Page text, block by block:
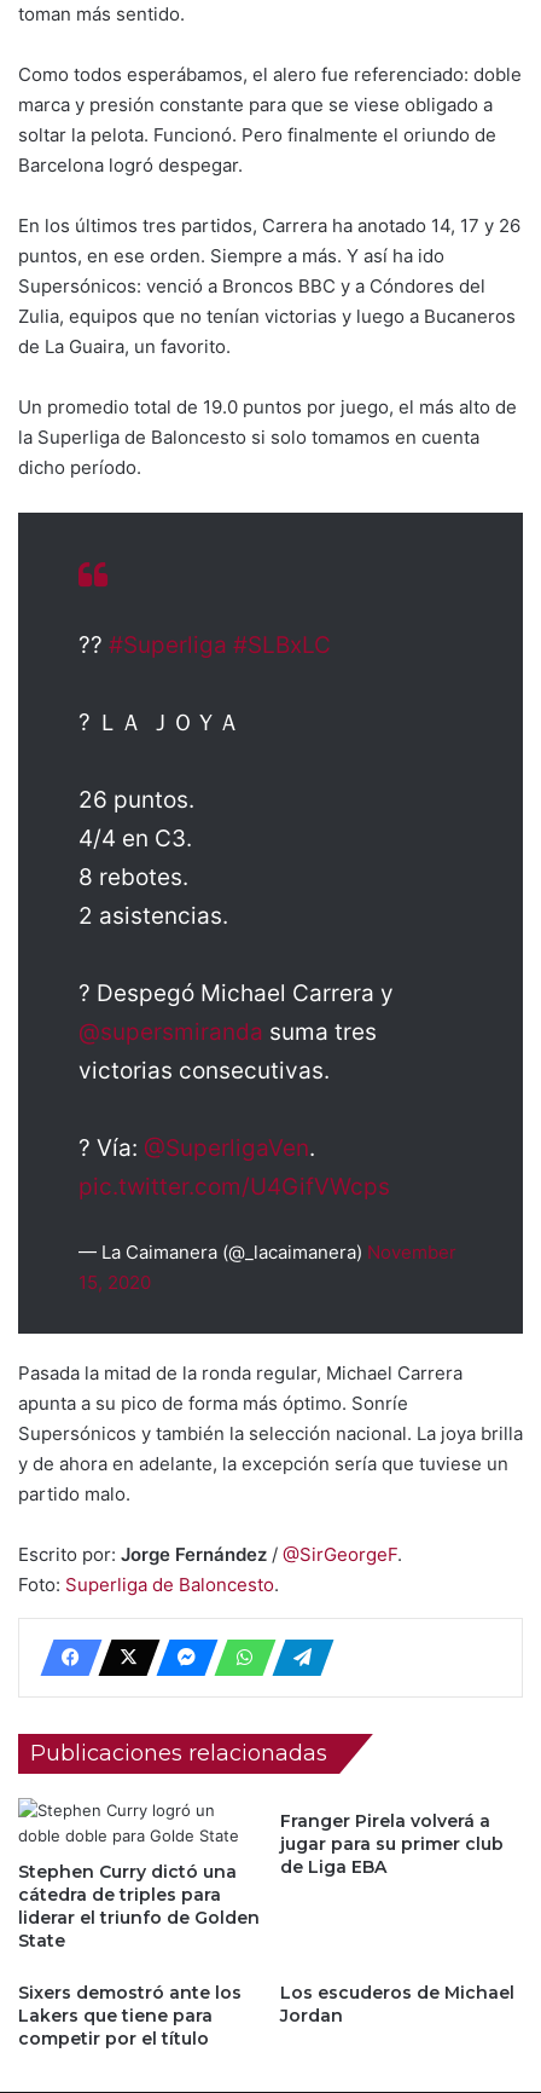
toman más sentido.
Como todos esperábamos, el alero fue referenciado: doble
marca y presión constante para que se viese obligado a
soltar la pelota. Funcionó. Pero finalmente el oriundo de
Barcelona logró despegar.
En los últimos tres partidos, Carrera ha anotado 14, 17 y 26
puntos, en ese orden. Siempre a más. Y así ha ido
Supersónicos: venció a Broncos BBC y a Cóndores del
Zulia, equipos que no tenían victorias y luego a Bucaneros
de La Guaira, un favorito.
Un promedio total de 19.0 puntos por juego, el más alto de
la Superliga de Baloncesto si solo tomamos en cuenta
dicho período.
?? #Superliga #SLBxLC
? ＬＡ ＪＯＹＡ
26 puntos.
4/4 en C3.
8 rebotes.
2 asistencias.
? Despegó Michael Carrera y
@supersmiranda suma tres
victorias consecutivas.
? Vía: @SuperligaVen.
pic.twitter.com/U4GifVWcps
— La Caimanera (@_lacaimanera) November
15, 2020
Pasada la mitad de la ronda regular, Michael Carrera
apunta a su pico de forma más óptimo. Sonríe
Supersónicos y también la selección nacional. La joya brilla
y de ahora en adelante, la excepción sería que tuviese un
partido malo.
Escrito por: Jorge Fernández / @SirGeorgeF.
Foto: Superliga de Baloncesto.
Publicaciones relacionadas
Stephen Curry dictó una
cátedra de triples para
liderar el triunfo de Golden
State
Franger Pirela volverá a
jugar para su primer club
de Liga EBA
Sixers demostró ante los
Lakers que tiene para
competir por el título
Los escuderos de Michael
Jordan